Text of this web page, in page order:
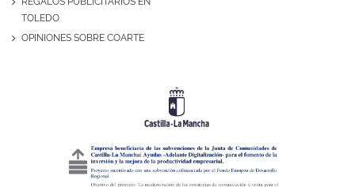
TOLEDO
OPINIONES SOBRE COARTE